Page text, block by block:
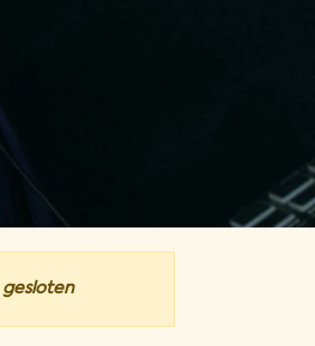
gesloten